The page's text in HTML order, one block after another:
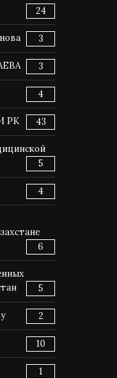
24
3
3
4
РК 43
5
4
6
5
2
10
1